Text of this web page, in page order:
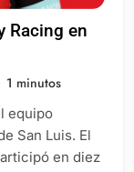
Racing en
1 minutos
equipo
San Luis. El
en diez